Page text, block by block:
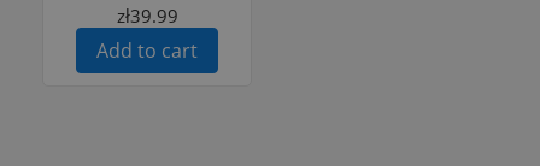
zł39.99
Add to cart